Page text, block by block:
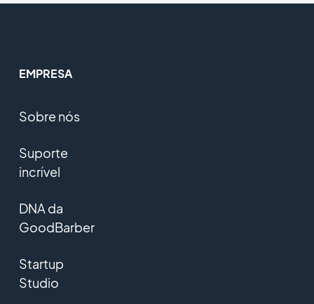
EMPRESA
Sobre nós
Suporte
incrível
DNA da
GoodBarber
Startup
Studio